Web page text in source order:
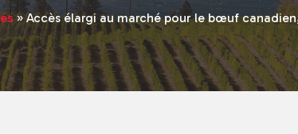
»Accès élargi au marché pour le bœuf